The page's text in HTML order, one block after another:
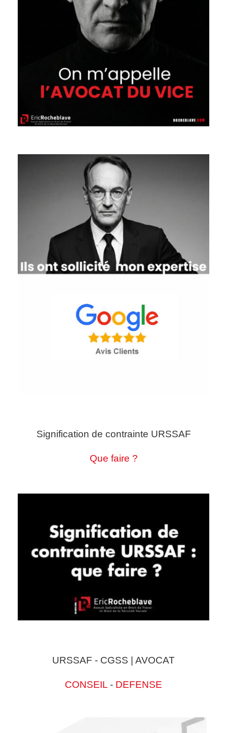
Signification de contrainte URSSAF
Que faire ?
URSSAF - CGSS | AVOCAT
CONSEIL - DEFENSE